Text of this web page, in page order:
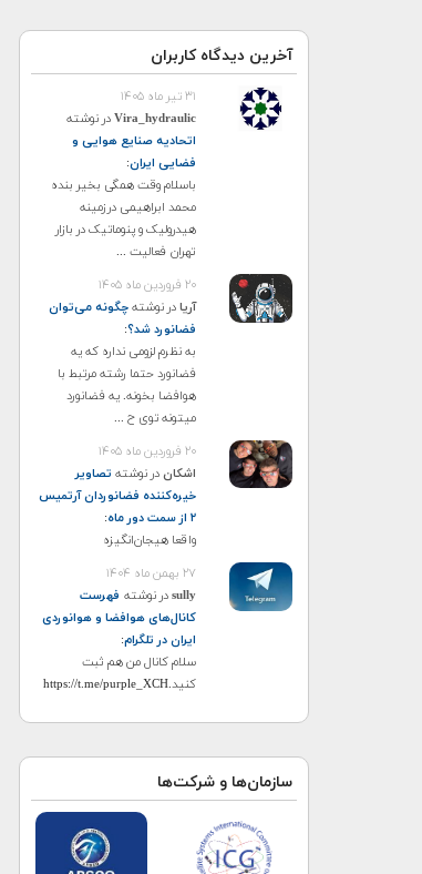
آخرین دیدگاه کاربران
۳۱ تیر ماه ۱۴۰۵
Vira_hydraulicدر نوشته
اتحادیه صنایع هوایی و
فضایی ایران:
باسلام وقت همگی بخیر بنده
محمد ابراهیمی درزمینه
هیدرولیک و پنوماتیک در بازار
تهران فعالیت ...
۲۰ فروردین ماه ۱۴۰۵
آریادر نوشتهچگونه می‌توان
فضانورد شد؟:
به نظرم لزومی نداره که یه
فضانورد حتما رشته مرتبط با
هوافضا بخونه. یه فضانورد
میتونه توی ح ...
۲۰ فروردین ماه ۱۴۰۵
اشکاندر نوشته تصاویر
خیره‌کننده فضانوردان آرتمیس
۲ از سمت دور ماه
:
واقعا هیجان‌انگیزه
۲۷ بهمن ماه ۱۴۰۴
sullyدر نوشته فهرست
کانال‌های هوافضا و هوانوردی
ایران در تلگرام:
سلام کانال من هم ثبت
کنید.https://t.me/purple_XCH
سازمان‌ها و شرکت‌ها